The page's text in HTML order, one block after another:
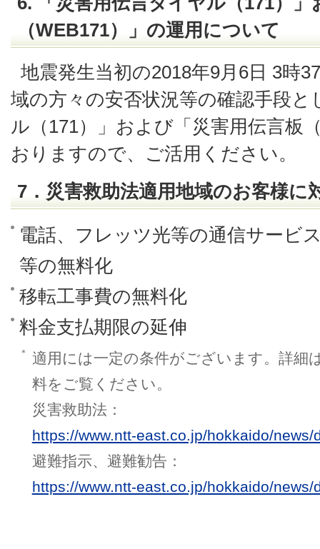
（WEB171）」の運用について
地震発生当初の2018年9月6日 3時
域の方々の安否状況等の確認手段
ル（171）」および「災害用伝言板
おりますので、ご活用ください。
7．災害救助法適用地域のお客様に
電話、フレッツ光等の通信サービ
等の無料化
移転工事費の無料化
料金支払期限の延伸
＊
適用には一定の条件がございます。詳細
料をご覧ください。
災害救助法：
https://www.ntt-east.co.jp/hokkaido/
避難指示、避難勧告：
https://www.ntt-east.co.jp/hokkaido/